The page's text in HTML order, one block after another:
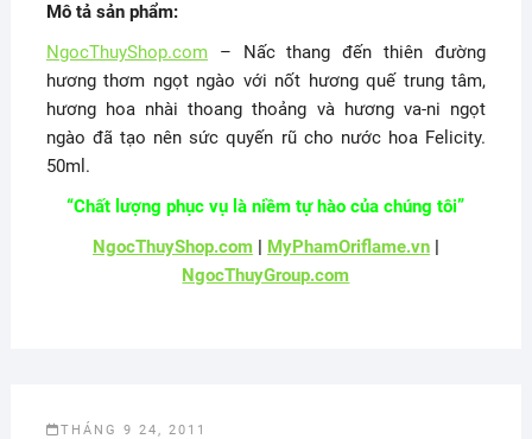
Mô tả sản phẩm:
NgocThuyShop.com– Nấc thang đến thiên đường
hương thơm ngọt ngào với nốt hương quế trung tâm,
hương hoa nhài thoang thoảng và hương va-ni ngọt
ngào đã tạo nên sức quyến rũ cho nước hoa Felicity.
50ml.
“Chất lượng phục vụ là niềm tự hào của chúng tôi”
NgocThuyShop.com| MyPhamOriflame.vn|
NgocThuyGroup.com
THÁNG 9 24, 2011